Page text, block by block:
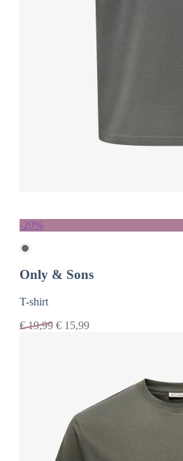
-20%
Only & Sons
T-shirt
€19,99 € 15,99